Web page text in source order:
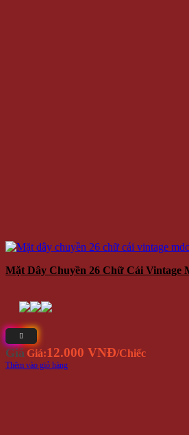
Mặt Dây Chuyền 26 Chữ Cái Vintage
Giá Giá:12.000 VNĐ/Chiếc
Thêm vào giỏ hàng